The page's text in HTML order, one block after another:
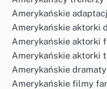
Amerykańskie
Amerykańskie aktorki
Amerykańskie aktorki
Amerykańskie aktorki
Amerykańskie
Amerykańskie filmy